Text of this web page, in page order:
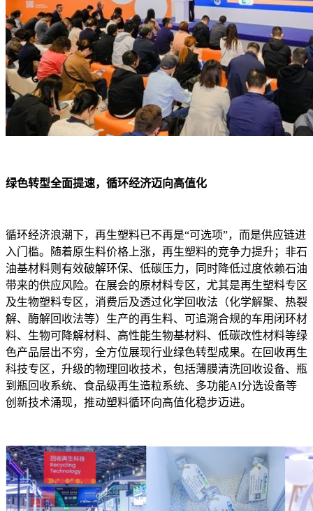
绿色转型全面提速，循环经济迈向高值化
循环经济浪潮下，再生塑料已不再是“可选项”，而是供应链进
入门槛。随着原生料价格上涨，再生塑料的竞争力提升；非石
油基材料则有效破解环保、低碳压力，同时降低过度依赖石油
带来的供应风险。在展会的原材料专区，尤其是再生塑料专区
及生物塑料专区，消费后及透过化学回收法（化学解聚、热裂
解、酶解回收法等）生产的再生料、可追溯合规的车用闭环材
料、生物可降解材料、高性能生物基材料、低碳改性材料等绿
色产品层出不穷，全方位展现行业绿色转型成果。在回收再生
科技专区，升级的物理回收技术，包括薄膜清洗回收设备、瓶
到瓶回收系统、食品级再生造粒系统、多功能AI分选设备等
创新技术涌现，推动塑料循环向高值化稳步迈进。